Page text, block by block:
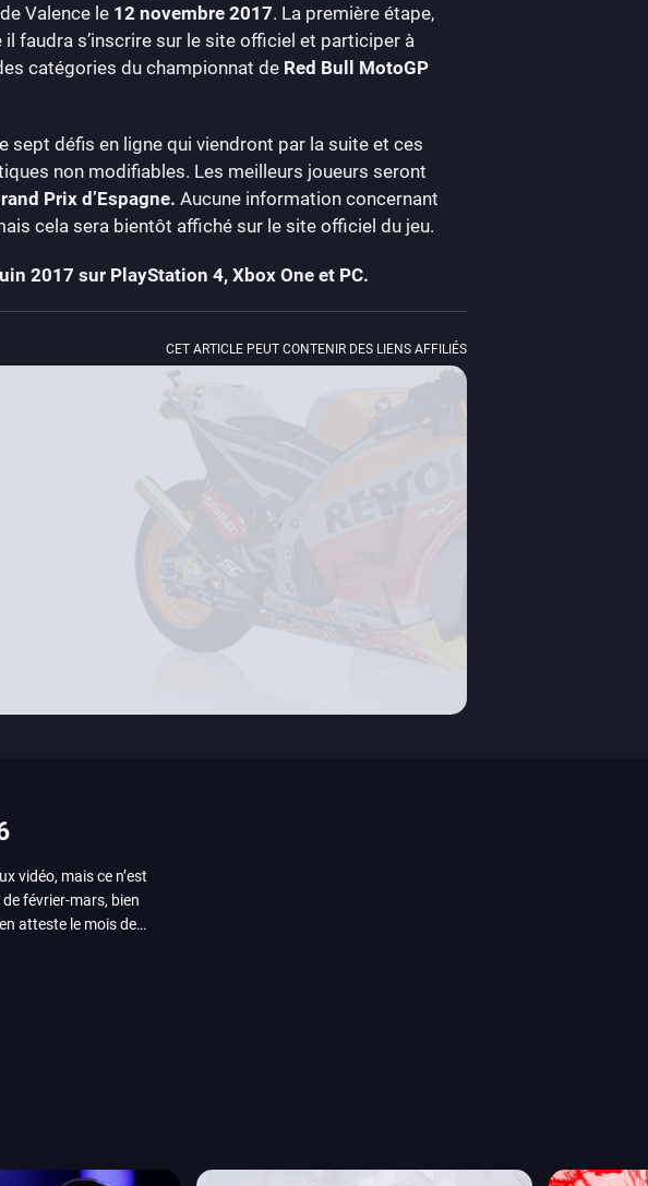
Valence le 12 novembre 2017. La première étape,
il faudra s’inscrire sur le site officiel et participer à
catégories du championnat de Red Bull MotoGP
sept défis en ligne qui viendront par la suite et ces
non modifiables. Les meilleurs joueurs seront
Prix d’Espagne. Aucune information concernant
cela sera bientôt affiché sur le site officiel du jeu.
2017 sur PlayStation 4, Xbox One et PC.
CET ARTICLE PEUT CONTENIR DES LIENS AFFILIÉS
vidéo, mais ce n’est
février-mars, bien
atteste le mois de
sait faire autre
avec Star Wars,
Vous trouverez